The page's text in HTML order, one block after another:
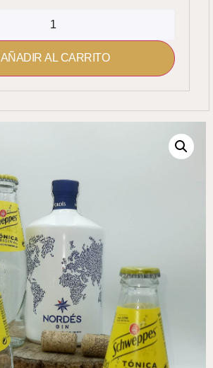
AÑADIR AL CARRITO